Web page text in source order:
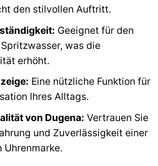
den stilvollen Auftritt.
Geeignet für den
was die
erhöht.
Eine nützliche Funktion für
Ihres Alltags.
von Dugena: Vertrauen Sie
und Zuverlässigkeit einer